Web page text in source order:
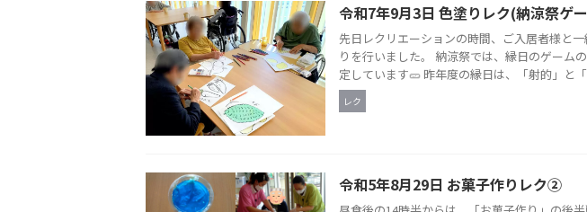
令和7年9月3日 色塗りレク(納涼祭ゲ
先日レクリエーションの時間、ご入居者様と
りを行いました。 納涼祭では、縁日のゲーム
定しています🥒 昨年度の縁日は、「射的」と
レク
令和5年8月29日 お菓子作りレク②